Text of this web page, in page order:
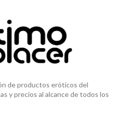
de productos eróticos del
y precios al alcance de todos los